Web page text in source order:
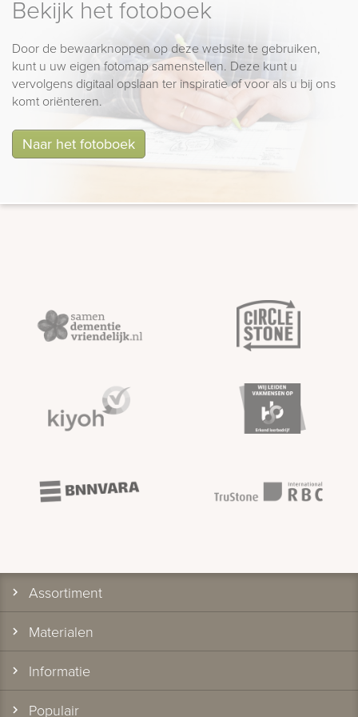
Bekijk het fotoboek
Door de bewaarknoppen op deze website te gebruiken,
kunt u uw eigen fotomap samenstellen. Deze kunt u
vervolgens digitaal opslaan ter inspiratie of voor als u bij ons
komt oriënteren.
Naar het fotoboek
Assortiment
Materialen
Informatie
Populair